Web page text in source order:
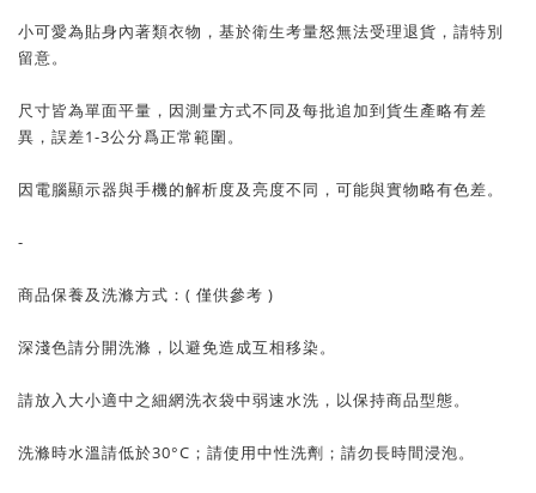
小可愛為貼身內著類衣物，基於衛生考量怒無法受理退貨，請特別
留意。
尺寸皆為單面平量，因測量方式不同及每批追加到貨生產略有差
異，誤差1-3公分爲正常範圍。
因電腦顯示器與手機的解析度及亮度不同，可能與實物略有色差。
-
商品保養及洗滌方式：( 僅供參考 )
深淺色請分開洗滌，以避免造成互相移染。
請放入大小適中之細網洗衣袋中弱速水洗，以保持商品型態。
洗滌時水溫請低於30°C；請使用中性洗劑；請勿長時間浸泡。